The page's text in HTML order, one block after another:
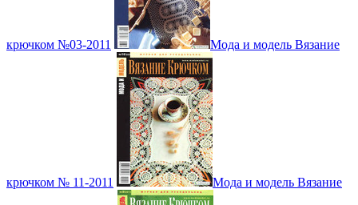
крючком №03-2011 Мода и модель Вязание
крючком № 11-2011 Мода и модель Вязание